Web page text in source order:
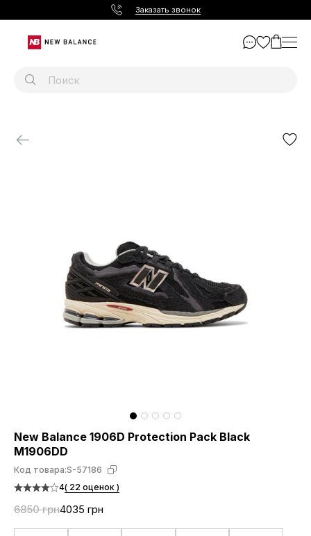
Заказать звонок
New Balance 1906D Protection Pack Black
M1906DD
Код товара:S-57186
4( 22 оценок )
6850 грн4035 грн